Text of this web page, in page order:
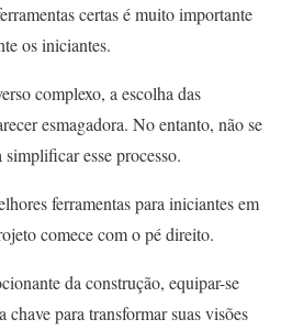
certas é muito importante
os iniciantes.
complexo, a escolha das
esmagadora. No entanto, não se
esse processo.
ferramentas para iniciantes em
comece com o pé direito.
da construção, equipar-se
chave para transformar suas visões